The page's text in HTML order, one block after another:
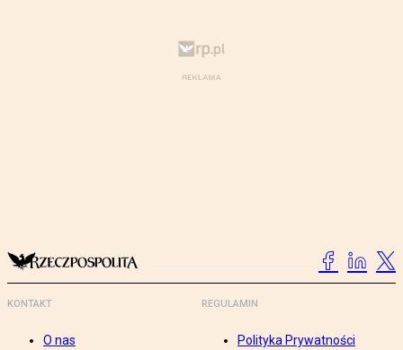
KONTAKT
O nas
REGULAMIN
Polityka Prywatności